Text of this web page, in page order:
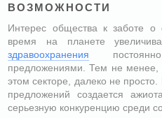
ВОЗМОЖНОСТИ
Интерес общества к заботе о
время на планете
здравоохранения
предложениями. Тем не менее,
этом секторе, далеко не
предложений создается
серьезную конкуренцию среди